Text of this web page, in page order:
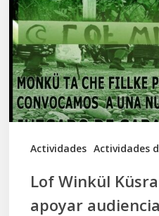
Actividades Actividades
convoca
a
apoyar
audiencia
en
Juzgado
Lof Winkül
apoyar